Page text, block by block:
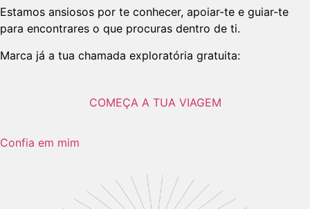
Estamos ansiosos por te conhecer, apoiar-te e guiar-te
para encontrares o que procuras dentro de ti.
Marca já a tua chamada exploratória gratuita:
COMEÇA A TUA VIAGEM
Confia em mim